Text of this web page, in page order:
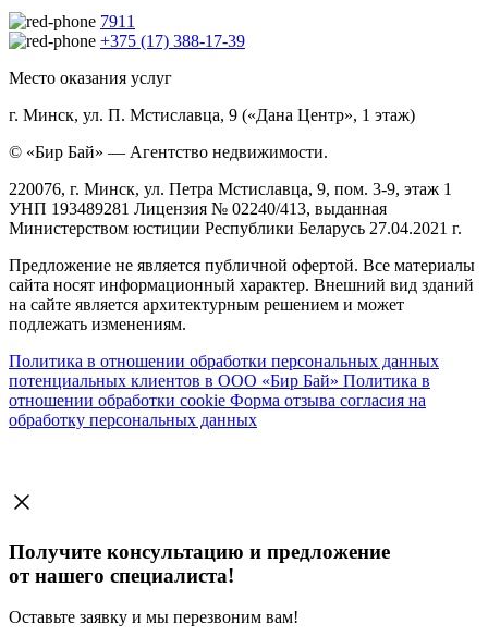
7911
+375 (17) 388-17-39
Место оказания услуг
г. Минск, ул. П. Мстиславца, 9 («Дана Центр», 1 этаж)
© «Бир Бай» — Агентство недвижимости.
220076, г. Минск, ул. Петра Мстиславца, 9, пом. 3-9, этаж 1
УНП 193489281 Лицензия № 02240/413, выданная
Министерством юстиции Республики Беларусь 27.04.2021 г.
Предложение не является публичной офертой. Все материалы
сайта носят информационный характер. Внешний вид зданий
на сайте является архитектурным решением и может
подлежать изменениям.
Политика в отношении обработки персональных данных
потенциальных клиентов в ООО «Бир Бай» Политика в
отношении обработки cookie Форма отзыва согласия на
обработку персональных данных
Получите консультацию и предложение
от нашего специалиста!
Оставьте заявку и мы перезвоним вам!